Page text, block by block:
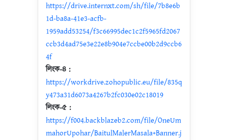
https://drive.internxt.com/sh/file/7b8e6b
1d-ba8a-41e3-acfb-
1959add53254/f3c66995dec1c2f5965fd2067
ccb3d4ad75e3e22e8b904e7ccbe00b2d9ccb6
4f
লিংক-৪ :
https://workdrive.zohopublic.eu/file/835q
y473a31d6073a4267b2fc030e02c18019
লিংক-৫ :
https://f004.backblazeb2.com/file/OneUm
mahorUpohar/BaitulMalerMasala+Banner.j